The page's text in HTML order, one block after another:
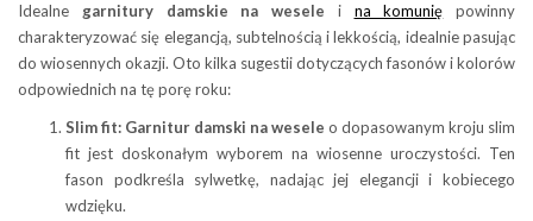
Idealne garnitury damskie na wesele i na komunię powinny
charakteryzować się elegancją, subtelnością i lekkością, idealnie pasując
do wiosennych okazji. Oto kilka sugestii dotyczących fasonów i kolorów
odpowiednich na tę porę roku:
Slim fit: Garnitur damski na wesele o dopasowanym kroju slim
fit jest doskonałym wyborem na wiosenne uroczystości. Ten
fason podkreśla sylwetkę, nadając jej elegancji i kobiecego
wdzięku.